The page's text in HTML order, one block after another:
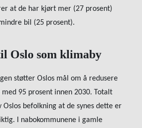
at de har kjørt mer (27 prosent)
bil (25 prosent).
Oslo som klimaby
støtter Oslos mål om å redusere
med 95 prosent innen 2030. Totalt
Oslos befolkning at de synes dette er
I nabokommunene i gamle